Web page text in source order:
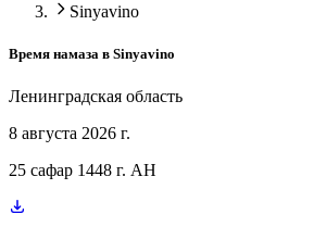
Sinyavino
Время намаза в Sinyavino
Ленинградская область
8 августа 2026 г.
25 сафар 1448 г. AH